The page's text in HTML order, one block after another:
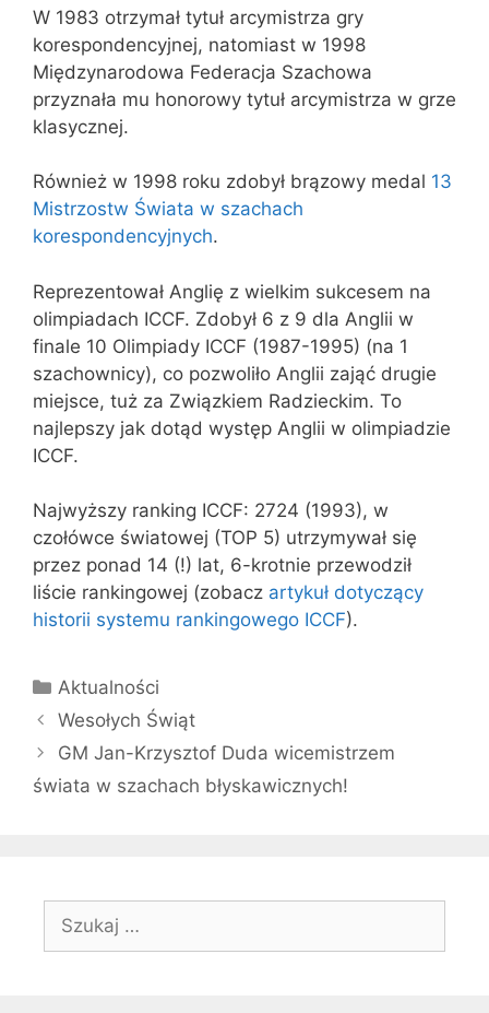
W 1983 otrzymał tytuł arcymistrza gry
korespondencyjnej, natomiast w 1998
Międzynarodowa Federacja Szachowa
przyznała mu honorowy tytuł arcymistrza w grze
klasycznej.
Również w 1998 roku zdobył brązowy medal 13
Mistrzostw Świata w szachach
korespondencyjnych.
Reprezentował Anglię z wielkim sukcesem na
olimpiadach ICCF. Zdobył 6 z 9 dla Anglii w
finale 10 Olimpiady ICCF (1987-1995) (na 1
szachownicy), co pozwoliło Anglii zająć drugie
miejsce, tuż za Związkiem Radzieckim. To
najlepszy jak dotąd występ Anglii w olimpiadzie
ICCF.
Najwyższy ranking ICCF: 2724 (1993), w
czołówce światowej (TOP 5) utrzymywał się
przez ponad 14 (!) lat, 6-krotnie przewodził
liście rankingowej (zobacz artykuł dotyczący
historii systemu rankingowego ICCF).
Kategorie
Aktualności
Wesołych Świąt
GM Jan-Krzysztof Duda wicemistrzem
świata w szachach błyskawicznych!
Szukaj: